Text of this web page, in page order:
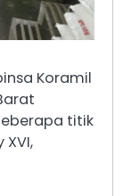
Koramil
titik